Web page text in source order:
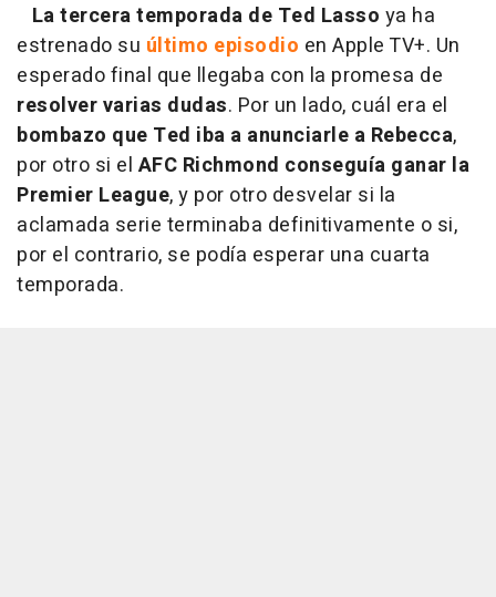
La tercera temporada de Ted Lasso ya ha
estrenado su último episodio en Apple TV+. Un
esperado final que llegaba con la promesa de
resolver varias dudas. Por un lado, cuál era el
bombazo que Ted iba a anunciarle a Rebecca,
por otro si el AFC Richmond conseguía ganar la
Premier League, y por otro desvelar si la
aclamada serie terminaba definitivamente o si,
por el contrario, se podía esperar una cuarta
temporada.